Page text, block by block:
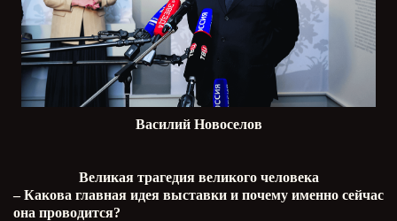
Василий Новоселов
Великая трагедия великого человека
– Какова главная идея выставки и почему именно сейчас
она проводится?